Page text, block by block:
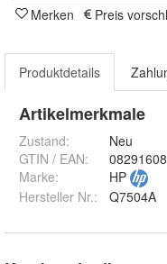
Merken Preis
Produktdetails
Artikelmerkmale
Zustand:
Neu
GTIN / EAN:
Marke:
HP
Hersteller Nr.:
Q7504A